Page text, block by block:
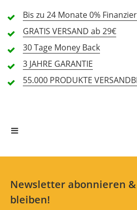
2 Sterne
1 Sterne
Alle
Bis zu 24 Monate0%
GRATIS VERSAND ab 29€
30 Tage Money Back
3 JAHRE GARANTIE
55.000 PRODUKTE
Newsletter abonnieren
bleiben!